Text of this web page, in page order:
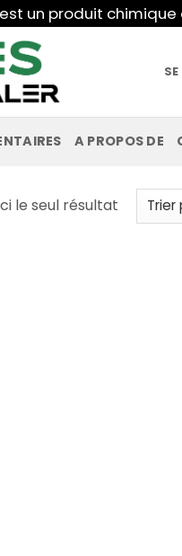
est un produit
A PROPOS DE
le seul résultat